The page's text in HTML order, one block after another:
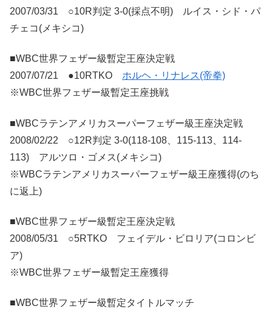
2007/03/31 ○10R判定 3-0(採点不明) ルイス・シド・パ
チェコ(メキシコ)
■WBC世界フェザー級暫定王座決定戦
2007/07/21 ●10RTKO ホルヘ・リナレス(帝拳)
※WBC世界フェザー級暫定王座挑戦
■WBCラテンアメリカスーパーフェザー級王座決定戦
2008/02/22 ○12R判定 3-0(118-108、115-113、114-
113) アルツロ・ゴメス(メキシコ)
※WBCラテンアメリカスーパーフェザー級王座獲得(のち
に返上)
■WBC世界フェザー級暫定王座決定戦
2008/05/31 ○5RTKO フェイデル・ビロリア(コロンビ
ア)
※WBC世界フェザー級暫定王座獲得
■WBC世界フェザー級暫定タイトルマッチ